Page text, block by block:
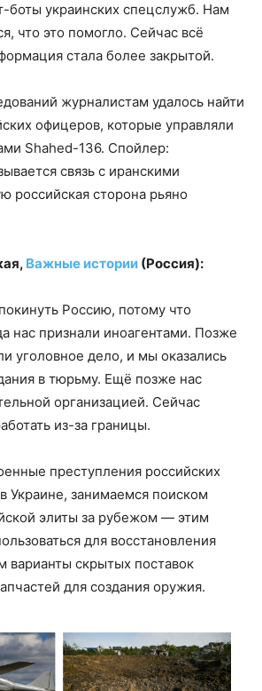
боты украинских спецслужб. Нам
что это помогло. Сейчас всё
стала более закрытой.
журналистам удалось найти
офицеров, которые управляли
Shahed-136. Спойлер:
связь с иранскими
российская сторона рьяно
Важные истории (Россия):
Россию, потому что
нас признали иноагентами. Позже
уголовное дело, и мы оказались
в тюрьму. Ещё позже нас
организацией. Сейчас
из-за границы.
преступления российских
Украине, занимаемся поиском
элиты за рубежом — этим
для восстановления
скрытых поставок
для создания оружия.